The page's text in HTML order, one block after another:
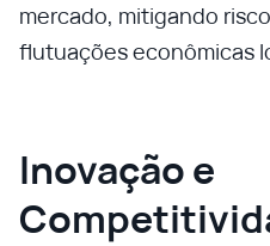
mercado, mitigando
flutuações econômicas
Inovação e